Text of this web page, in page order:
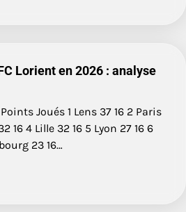
Lorient en 2026 : analyse
Joués 1 Lens 37 16 2 Paris
16 4 Lille 32 16 5 Lyon 27 16 6
23 16…